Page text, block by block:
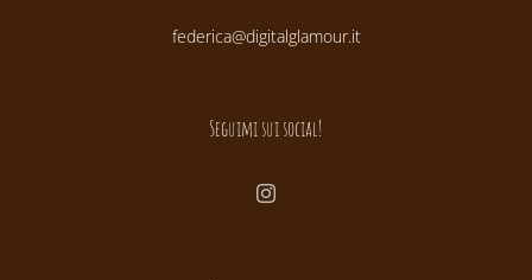
federica@digitalglamour.it
Seguimi sui social!